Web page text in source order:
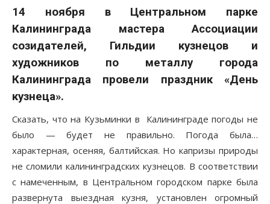
14 ноября в Центральном парке
Калининграда мастера Ассоциации
созидателей, Гильдии кузнецов и
художников по металлу города
Калининграда провели праздник «День
кузнеца».
Сказать, что на Кузьминки в Калининграде погоды не
было — будет не правильно. Погода была…
характерная, осеняя, балтийская. Но капризы природы
не сломили калининградских кузнецов. В соответствии
с намеченным, в Центральном городском парке была
развернута выездная кузня, установлен огромный